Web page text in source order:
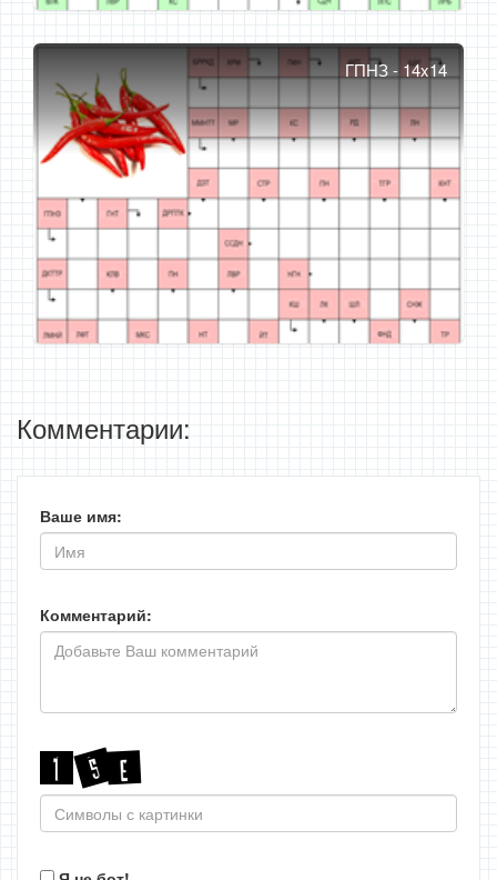
ГПНЗ - 14x14
Комментарии:
Ваше имя:
Комментарий: